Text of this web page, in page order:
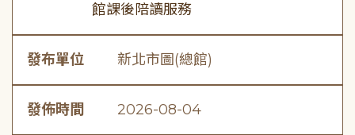
館課後陪讀服務
發布單位 新北市圖(總館)
發佈時間 2026-08-04